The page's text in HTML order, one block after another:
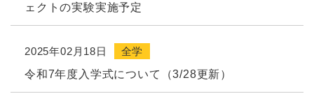
ェクトの実験実施予定
2025年02月18日
全学
令和7年度入学式について（3/28更新）